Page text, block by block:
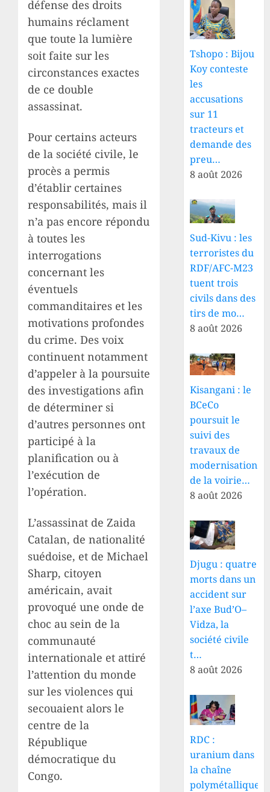
défense des droits
humains réclament
que toute la lumière
soit faite sur les
circonstances exactes
de ce double
assassinat.
Pour certains acteurs
de la société civile, le
procès a permis
d’établir certaines
responsabilités, mais il
n’a pas encore répondu
à toutes les
interrogations
concernant les
éventuels
commanditaires et les
motivations profondes
du crime. Des voix
continuent notamment
d’appeler à la poursuite
des investigations afin
de déterminer si
d’autres personnes ont
participé à la
planification ou à
l’exécution de
l’opération.
L’assassinat de Zaida
Catalan, de nationalité
suédoise, et de Michael
Sharp, citoyen
américain, avait
provoqué une onde de
choc au sein de la
communauté
internationale et attiré
l’attention du monde
sur les violences qui
secouaient alors le
centre de la
République
démocratique du
Congo.
Tshopo : Bijou
Koy conteste
les
accusations
sur 11
tracteurs et
demande des
preu…
8 août 2026
Sud-Kivu : les
terroristes du
RDF/AFC-M23
tuent trois
civils dans des
tirs de mo…
8 août 2026
Kisangani : le
BCeCo
poursuit le
suivi des
travaux de
modernisation
de la voirie…
8 août 2026
Djugu : quatre
morts dans un
accident sur
l’axe Bud’O–
Vidza, la
société civile
t…
8 août 2026
RDC :
uranium dans
la chaîne
polymétallique,